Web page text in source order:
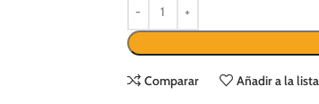
Comparar Añadir a la